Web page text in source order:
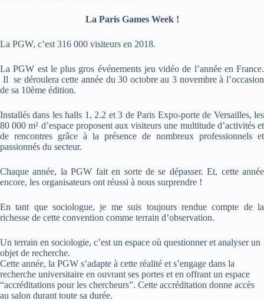
La Paris Games Week !
La PGW, c’est 316 000 visiteurs en 2018.
La PGW est le plus gros événements jeu vidéo de l’année en France.
Il se déroulera cette année du 30 octobre au 3 novembre à l’occasion
de sa 10ème édition.
Installés dans les halls 1, 2.2 et 3 de Paris Expo-porte de Versailles, les
80 000 m² d’espace proposent aux visiteurs une multitude d’activités et
de rencontres grâce à la présence de nombreux professionnels et
passionnés du secteur.
Chaque année, la PGW fait en sorte de se dépasser. Et, cette année
encore, les organisateurs ont réussi à nous surprendre !
En tant que sociologue, je me suis toujours rendue compte de la
richesse de cette convention comme terrain d’observation.
Un terrain en sociologie, c’est un espace où questionner et analyser un
objet de recherche.
Cette année, la PGW s’adapte à cette réalité et s’engage dans la
recherche universitaire en ouvrant ses portes et en offrant un espace
“accréditations pour les chercheurs”. Cette accréditation donne accès
au salon durant toute sa durée.